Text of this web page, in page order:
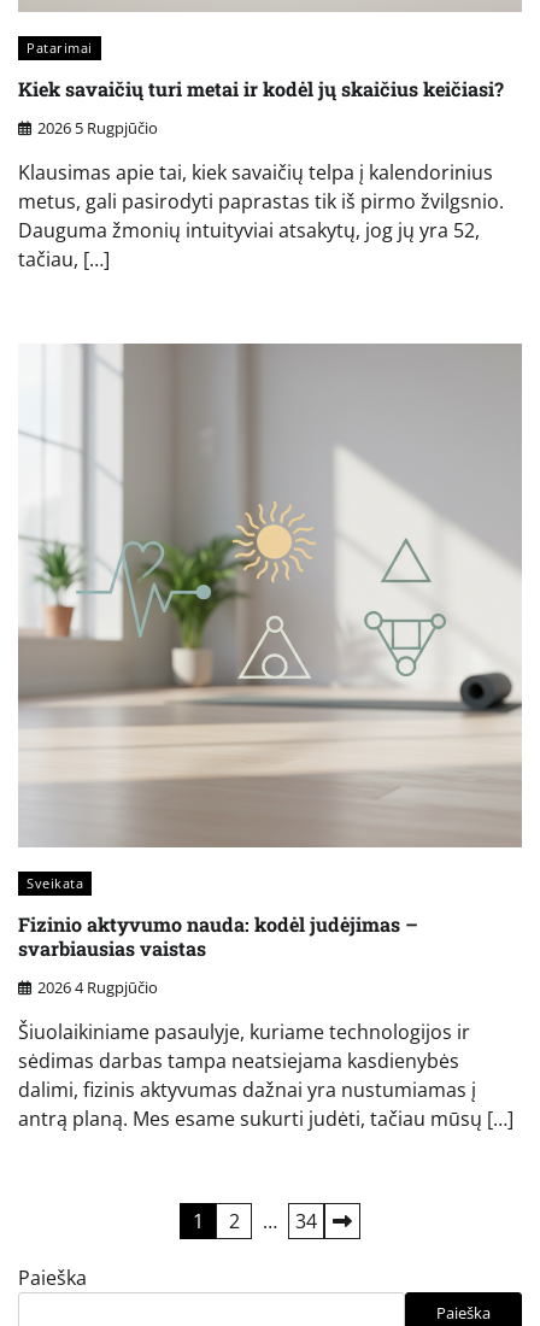
Patarimai
Kiek savaičių turi metai ir kodėl jų skaičius keičiasi?
2026 5 Rugpjūčio
Klausimas apie tai, kiek savaičių telpa į kalendorinius
metus, gali pasirodyti paprastas tik iš pirmo žvilgsnio.
Dauguma žmonių intuityviai atsakytų, jog jų yra 52,
tačiau, […]
Sveikata
Fizinio aktyvumo nauda: kodėl judėjimas –
svarbiausias vaistas
2026 4 Rugpjūčio
Šiuolaikiniame pasaulyje, kuriame technologijos ir
sėdimas darbas tampa neatsiejama kasdienybės
dalimi, fizinis aktyvumas dažnai yra nustumiamas į
antrą planą. Mes esame sukurti judėti, tačiau mūsų […]
puslapiavimas
1 2 … 34
Paieška
Paieška